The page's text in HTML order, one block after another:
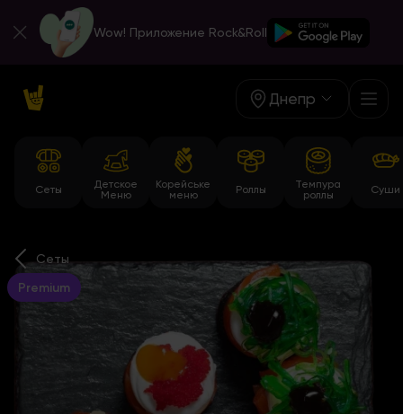
Wow! Приложение Rock&Roll
Днепр
Сеты
Детское
Меню
Корейське
меню
Роллы
Темпура
роллы
Суши
Сеты
Premium